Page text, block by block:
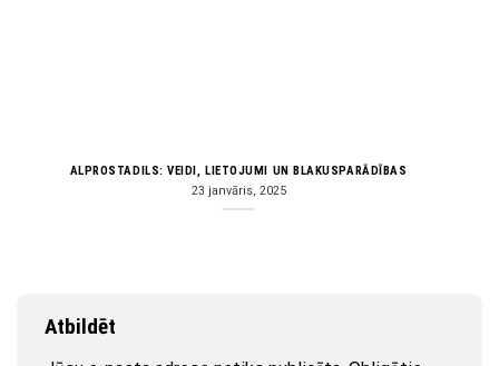
ALPROSTADILS: VEIDI, LIETOJUMI UN BLAKUSPARĀDĪBAS
23 janvāris, 2025
Atbildēt